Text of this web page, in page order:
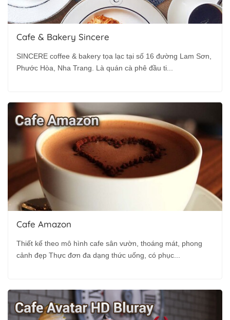
Cafe & Bakery Sincere
SINCERE coffee & bakery tọa lạc tại số 16 đường Lam Sơn,
Phước Hòa, Nha Trang. Là quán cà phê đầu ti...
Cafe Amazon
Thiết kế theo mô hình cafe sân vườn, thoáng mát, phong
cảnh đẹp Thực đơn đa dạng thức uống, có phục...